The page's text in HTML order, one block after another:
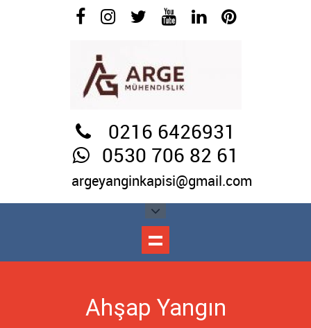
0216 6426931
0530 706 82 61
argeyanginkapisi@gmail.com
Ahşap Yangın